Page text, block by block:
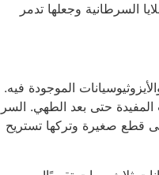
السرطانية وجعلها تدمر
الموجودة فيه.
حتى بعد الطهي. السر
قطع صغيرة وتركها تستريح